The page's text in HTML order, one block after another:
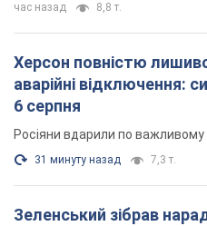
час назад 8,8 т.
Херсон повністю
аварійні відключення:
6 серпня
Росіяни вдарили по важливому
31 минуту назад 7,3 т.
Зеленський зібрав